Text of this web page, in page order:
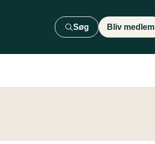
Søg Bliv medlem